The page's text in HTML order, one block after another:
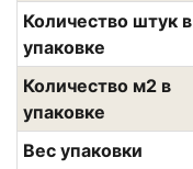
Количество штук в
упаковке
Количество м2 в
упаковке
Вес упаковки